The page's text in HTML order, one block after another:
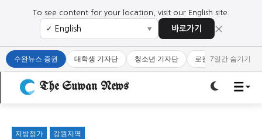
로그인하세요
주요 뉴스
정치
로그인하세요
주요 뉴스
정치
To see content for your location, visit our English site.
✓ ▼ 바로가기 ×
수완뉴스 증권 대학생 기자단 청소년 기자단 로컬 큐레이터
7일간 숨기기
The Suwan News
지방정가 강원지역